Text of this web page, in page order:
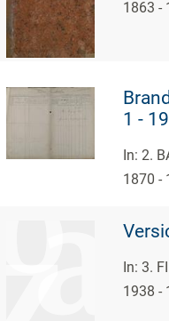
1863 -
1 - 19
In: 2.
1870 -
In: 3.
1938 -